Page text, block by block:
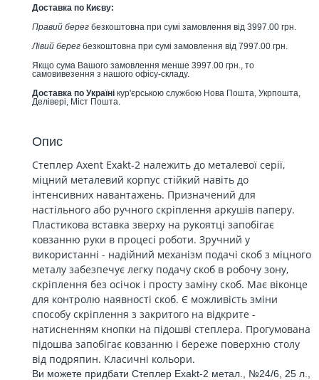
Доставка по Києву:
Правий берег безкоштовна при сумі замовлення від 3997.00 грн.
Лівий берег безкоштовна при сумі замовлення від 7997.00 грн.
Якщо сума Вашого замовлення менше 3997.00 грн., то
самовивезення з нашого офісу-складу.
Доставка по Україні кур'єрською службою Нова Пошта, Укрпошта,
Делівері, Міст Пошта.
Опис
Степлер Axent Exakt-2 належить до металевої серії,
міцний металевий корпус стійкий навіть до
інтенсивних навантажень. Призначений для
настільного або ручного скріплення аркушів паперу.
Пластикова вставка зверху на рукоятці запобігає
ковзанню руки в процесі роботи. Зручний у
використанні - надійний механізм подачі скоб з міцного
металу забезпечує легку подачу скоб в робочу зону,
скріплення без осічок і просту заміну скоб. Має віконце
для контролю наявності скоб. Є можливість зміни
способу скріплення з закритого на відкрите -
натисненням кнопки на підошві степлера. Прогумована
підошва запобігає ковзанню і береже поверхню столу
від подряпин. Класичні кольори.
Ви можете придбати Степлер Exakt-2 метал., №24/6, 25 л.,